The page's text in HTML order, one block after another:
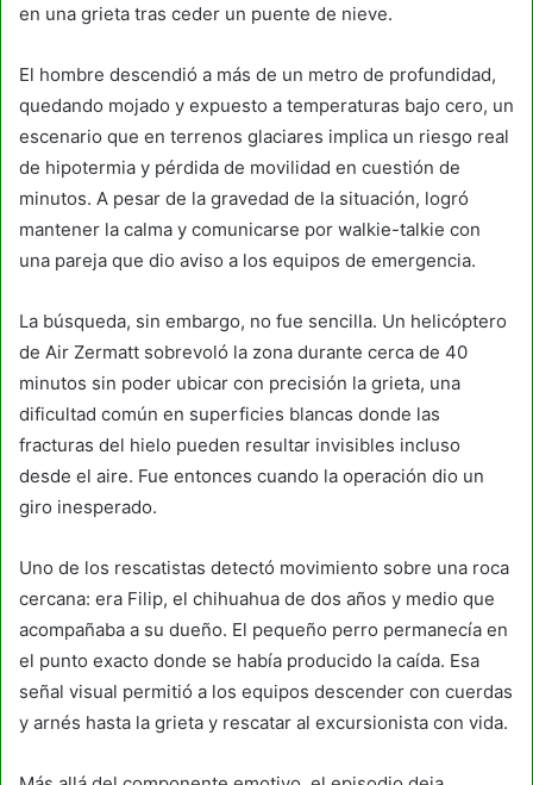
en una grieta tras ceder un puente de nieve.
El hombre descendió a más de un metro de profundidad,
quedando mojado y expuesto a temperaturas bajo cero, un
escenario que en terrenos glaciares implica un riesgo real
de hipotermia y pérdida de movilidad en cuestión de
minutos. A pesar de la gravedad de la situación, logró
mantener la calma y comunicarse por walkie-talkie con
una pareja que dio aviso a los equipos de emergencia.
La búsqueda, sin embargo, no fue sencilla. Un helicóptero
de Air Zermatt sobrevoló la zona durante cerca de 40
minutos sin poder ubicar con precisión la grieta, una
dificultad común en superficies blancas donde las
fracturas del hielo pueden resultar invisibles incluso
desde el aire. Fue entonces cuando la operación dio un
giro inesperado.
Uno de los rescatistas detectó movimiento sobre una roca
cercana: era Filip, el chihuahua de dos años y medio que
acompañaba a su dueño. El pequeño perro permanecía en
el punto exacto donde se había producido la caída. Esa
señal visual permitió a los equipos descender con cuerdas
y arnés hasta la grieta y rescatar al excursionista con vida.